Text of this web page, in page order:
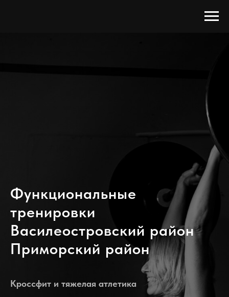
Функциональные
тренировки
Василеостровский район
Приморский район
Кроссфит и тяжелая атлетика